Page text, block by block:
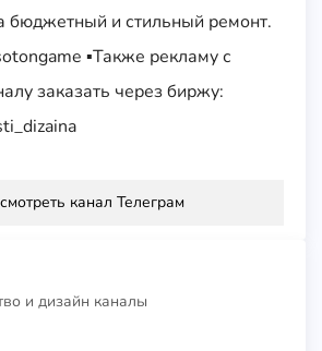
бюджетный и стильный ремонт.
▪️Также рекламу с
заказать через биржу:
канал Телеграм
и дизайн каналы